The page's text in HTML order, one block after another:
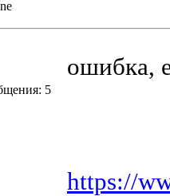
5
ошибка,
https://